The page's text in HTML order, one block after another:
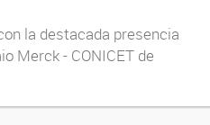
la destacada presencia
Merck - CONICET de